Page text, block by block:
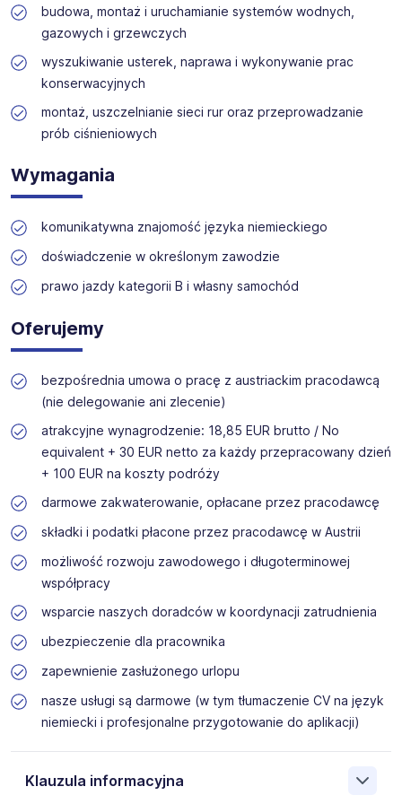
zapewnia wsparcie na każdym etapie rekrutacji.
budowa, montaż i uruchamianie systemów wodnych,
gazowych i grzewczych
wyszukiwanie usterek, naprawa i wykonywanie prac
konserwacyjnych
montaż, uszczelnianie sieci rur oraz przeprowadzanie
prób ciśnieniowych
Wymagania
komunikatywna znajomość języka niemieckiego
doświadczenie w określonym zawodzie
prawo jazdy kategorii B i własny samochód
Oferujemy
bezpośrednia umowa o pracę z austriackim pracodawcą
(nie delegowanie ani zlecenie)
atrakcyjne wynagrodzenie: 18,85 EUR brutto / No
equivalent + 30 EUR netto za każdy przepracowany dzień
+ 100 EUR na koszty podróży
darmowe zakwaterowanie, opłacane przez pracodawcę
składki i podatki płacone przez pracodawcę w Austrii
możliwość rozwoju zawodowego i długoterminowej
współpracy
wsparcie naszych doradców w koordynacji zatrudnienia
ubezpieczenie dla pracownika
zapewnienie zasłużonego urlopu
nasze usługi są darmowe (w tym tłumaczenie CV na język
niemiecki i profesjonalne przygotowanie do aplikacji)
Klauzula informacyjna